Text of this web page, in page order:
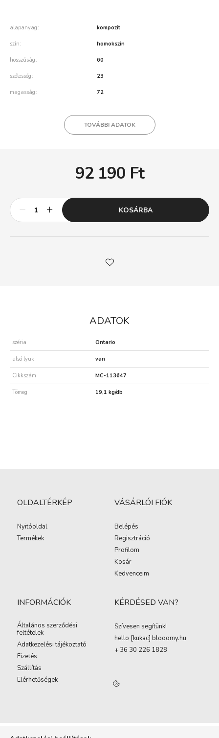
alapanyag kompozit
szín homokszín
hosszúság 60
szélesség 23
magasság 72
TOVÁBBI ADATOK
92 190 Ft
KOSÁRBA
ADATOK
széria Ontario
alsó lyuk van
Cikkszám MC-113647
Tömeg 19,1 kg/db
OLDALTÉRKÉP
Nyitóoldal
Termékek
VÁSÁRLÓI FIÓK
Belépés
Regisztráció
Profilom
Kosár
Kedvenceim
INFORMÁCIÓK
Általános szerződési
feltételek
Adatkezelési tájékoztató
Fizetés
Szállítás
Elérhetőségek
KÉRDÉSED VAN?
Szívesen segítünk!
hello [kukac] blooomy.hu
+ 36 30 226 1828